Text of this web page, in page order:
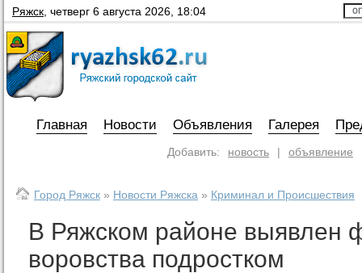
Ряжск четверг 6 августа 2026, 18:04
Главная Новости Объявления Галерея
Добавить: новость | объявление
Город Ряжск » Новости Ряжска » Криминал и Происшествия
В Ряжском районе выявлен
воровства подростком